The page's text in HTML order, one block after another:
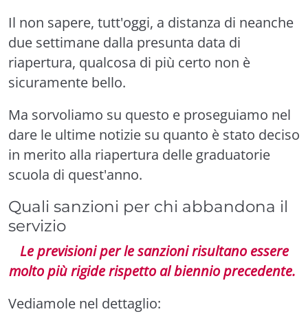
Il non sapere, tutt'oggi, a distanza di neanche
due settimane dalla presunta data di
riapertura, qualcosa di più certo non è
sicuramente bello.
Ma sorvoliamo su questo e proseguiamo nel
dare le ultime notizie su quanto è stato deciso
in merito alla riapertura delle graduatorie
scuola di quest'anno.
Quali sanzioni per chi abbandona il
servizio
Le previsioni per le sanzioni risultano essere
molto più rigide rispetto al biennio precedente.
Vediamole nel dettaglio: